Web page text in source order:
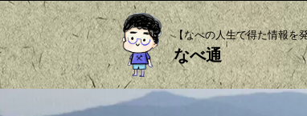
【なべの人生で得た情報を
なべ通